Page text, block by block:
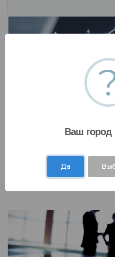
государственными
других финансовых
Ваш город
Да